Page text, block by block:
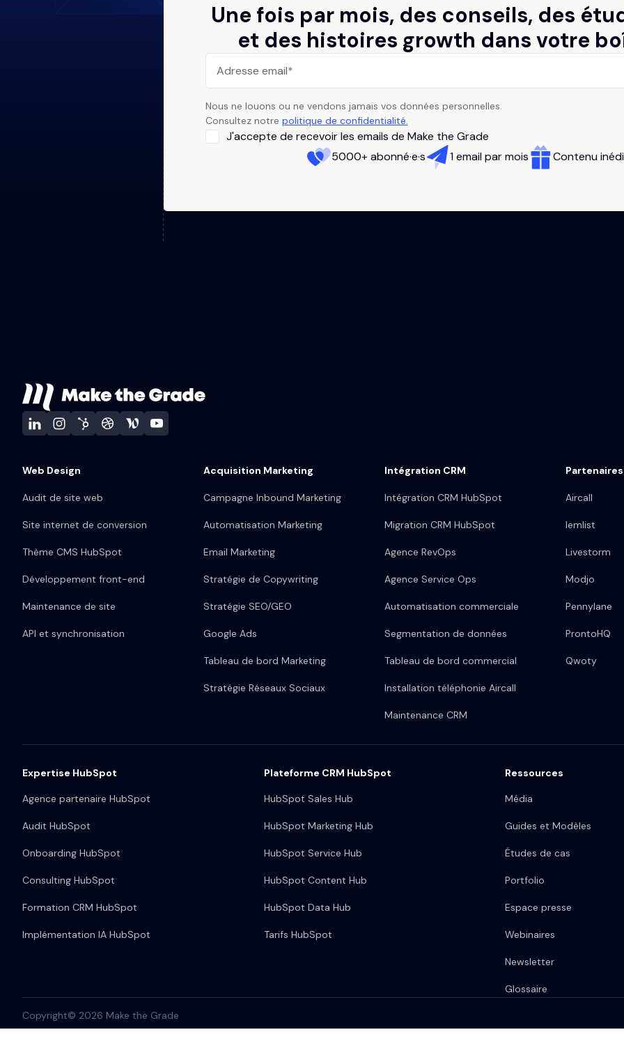
Une fois par mois, des conseils, des
et des histoires growth dans votre
Nous ne louons ou ne vendons jamais vos données personnelles.
Consultez notre politique de confidentialité.
J'accepte de recevoir les emails de Make the Grade
5000+ abonné·e·s
1 email par mois Contenu
Web Design
Audit de site web
Site internet de conversion
Thème CMS HubSpot
Développement front-end
Maintenance de site
API et synchronisation
Acquisition Marketing
Campagne Inbound Marketing
Automatisation Marketing
Email Marketing
Stratégie de Copywriting
Stratégie SEO/GEO
Google Ads
Tableau de bord Marketing
Stratégie Réseaux Sociaux
Intégration CRM
Intégration CRM HubSpot
Migration CRM HubSpot
Agence RevOps
Agence Service Ops
Automatisation commerciale
Segmentation de données
Tableau de bord commercial
Installation téléphonie Aircall
Maintenance CRM
Partenaires
Aircall
lemlist
Livestorm
Modjo
Pennylane
ProntoHQ
Qwoty
Expertise HubSpot
Agence partenaire HubSpot
Audit HubSpot
Onboarding HubSpot
Consulting HubSpot
Formation CRM HubSpot
Implémentation IA HubSpot
Plateforme CRM HubSpot
HubSpot Sales Hub
HubSpot Marketing Hub
HubSpot Service Hub
HubSpot Content Hub
HubSpot Data Hub
Tarifs HubSpot
Ressources
Média
Guides et Modèles
Études de cas
Portfolio
Espace presse
Webinaires
Newsletter
Glossaire
Copyright© 2026 Make the Grade